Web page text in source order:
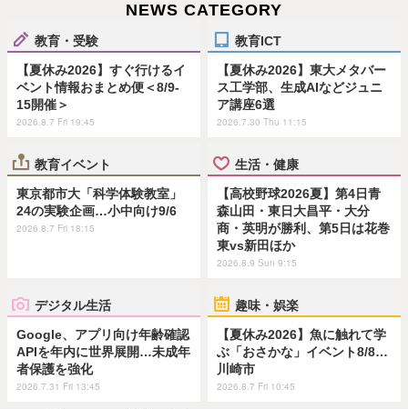
NEWS CATEGORY
教育・受験
【夏休み2026】すぐ行けるイ
ベント情報おまとめ便＜8/9-
15開催＞
2026.8.7 Fri 19:45
教育ICT
【夏休み2026】東大メタバー
ス工学部、生成AIなどジュニ
ア講座6選
2026.7.30 Thu 11:15
教育イベント
東京都市大「科学体験教室」
24の実験企画…小中向け9/6
2026.8.7 Fri 18:15
生活・健康
【高校野球2026夏】第4日青
森山田・東日大昌平・大分
商・英明が勝利、第5日は花巻
東vs新田ほか
2026.8.9 Sun 9:15
デジタル生活
Google、アプリ向け年齢確認
APIを年内に世界展開…未成年
者保護を強化
2026.7.31 Fri 13:45
趣味・娯楽
【夏休み2026】魚に触れて学
ぶ「おさかな」イベント8/8…
川崎市
2026.8.7 Fri 10:45